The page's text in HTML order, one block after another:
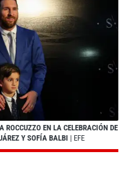
ROCCUZZO EN LA CELEBRACIÓN DE
Y SOFÍA BALBI | EFE